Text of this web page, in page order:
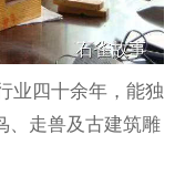
业四十余年，能独
、走兽及古建筑雕